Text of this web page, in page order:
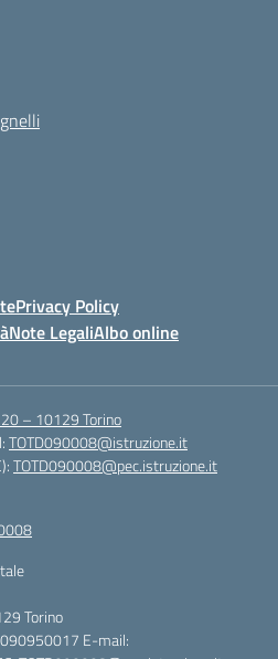
Privacy Policy
Note LegaliAlbo online
20 – 10129 Torino
TOTD090008@istruzione.it
TOTD090008@pec.istruzione.it
Torino
E-mail: